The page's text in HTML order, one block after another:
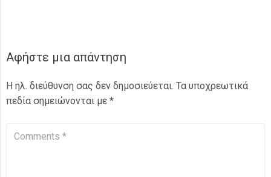
Αφήστε μια απάντηση
Η ηλ. διεύθυνση σας δεν δημοσιεύεται. Τα υποχρεωτικά
πεδία σημειώνονται με *